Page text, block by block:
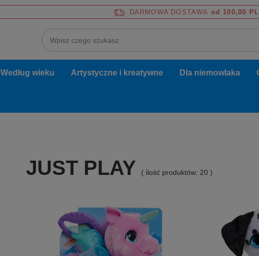
DARMOWA DOSTAWA od 100,00
Według wieku Artystyczne i kreatywne Dla niemowlaka
JUST PLAY ( ilość produktów: 20 )